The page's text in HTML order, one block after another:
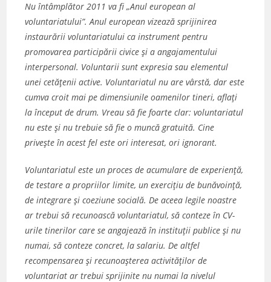
Nu întâmplător 2011 va fi „Anul european al
voluntariatului”. Anul european vizează sprijinirea
instaurării voluntariatului ca instrument pentru
promovarea participării civice şi a angajamentului
interpersonal. Voluntarii sunt expresia sau elementul
unei cetăţenii active. Voluntariatul nu are vârstă, dar este
cumva croit mai pe dimensiunile oamenilor tineri, aflaţi
la început de drum. Vreau să fie foarte clar: voluntariatul
nu este şi nu trebuie să fie o muncă gratuită. Cine
priveşte în acest fel este ori interesat, ori ignorant.
Voluntariatul este un proces de acumulare de experienţă,
de testare a propriilor limite, un exerciţiu de bunăvoinţă,
de integrare şi coeziune socială. De aceea legile noastre
ar trebui să recunoască voluntariatul, să conteze în CV-
urile tinerilor care se angajează în instituţii publice şi nu
numai, să conteze concret, la salariu. De altfel
recompensarea şi recunoaşterea activităţilor de
voluntariat ar trebui sprijinite nu numai la nivelul